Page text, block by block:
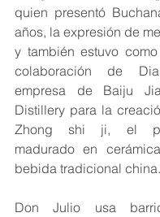
quien presentó
años, la expresión de
y también estuvo
colaboración de
empresa de Baiju
Distillery para la
Zhong shi ji, el
madurado en
bebida tradicional china.
Don Julio usa